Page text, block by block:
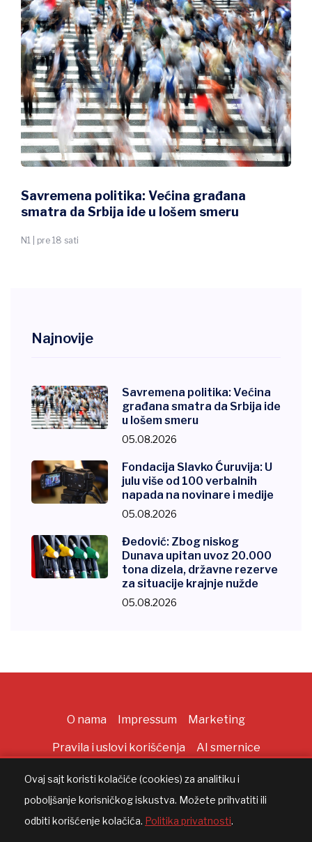
Savremena politika: Većina građana
smatra da Srbija ide u lošem smeru
N1 | pre 18 sati
Najnovije
Savremena politika: Većina
građana smatra da Srbija ide
u lošem smeru
05.08.2026
Fondacija Slavko Ćuruvija: U
julu više od 100 verbalnih
napada na novinare i medije
05.08.2026
Đedović: Zbog niskog
Dunava upitan uvoz 20.000
tona dizela, državne rezerve
za situacije krajnje nužde
05.08.2026
O nama Impressum Marketing
Pravila i uslovi korišćenja AI smernice
Ovaj sajt koristi kolačiće (cookies) za analitiku i
poboljšanje korisničkog iskustva. Možete prihvatiti ili
odbiti korišćenje kolačića. Politika privatnosti.